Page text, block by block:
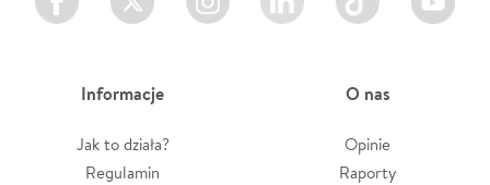
Informacje
Jak to działa?
Regulamin
O nas
Opinie
Raporty